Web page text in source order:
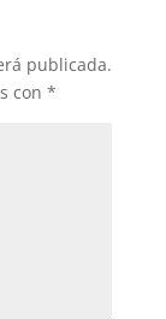
publicada.
con *